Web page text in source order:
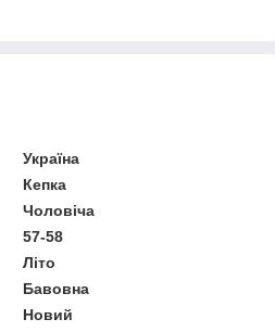
Україна
Кепка
Чоловіча
57-58
Літо
Бавовна
Новий